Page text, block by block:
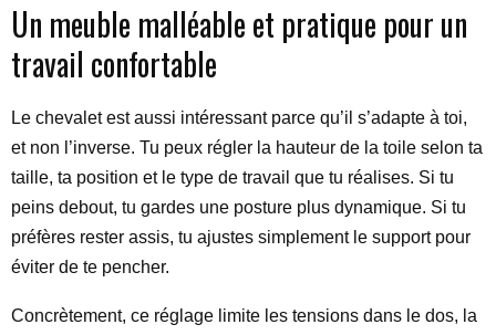
Un meuble malléable et pratique pour un
travail confortable
Le chevalet est aussi intéressant parce qu’il s’adapte à toi,
et non l’inverse. Tu peux régler la hauteur de la toile selon ta
taille, ta position et le type de travail que tu réalises. Si tu
peins debout, tu gardes une posture plus dynamique. Si tu
préfères rester assis, tu ajustes simplement le support pour
éviter de te pencher.
Concrètement, ce réglage limite les tensions dans le dos, la